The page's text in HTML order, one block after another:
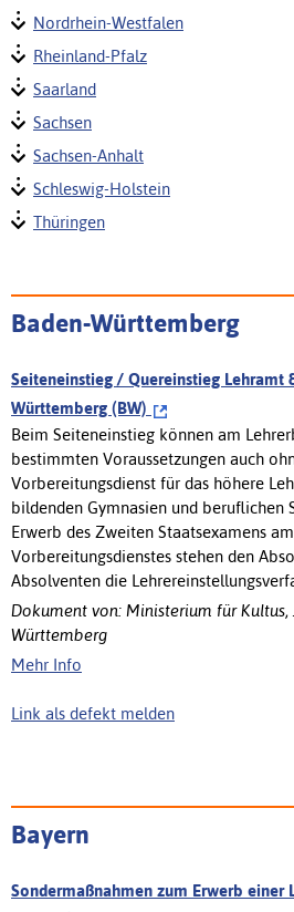
Nordrhein-Westfalen
Rheinland-Pfalz
Saarland
Sachsen
Sachsen-Anhalt
Schleswig-Holstein
Thüringen
Baden-Württemberg
Seiteneinstieg / Quereinstieg Lehramt
Württemberg (BW)
Beim Seiteneinstieg können am
bestimmten Voraussetzungen auch
Vorbereitungsdienst für das höhere
bildenden Gymnasien und beruflichen
Erwerb des Zweiten Staatsexamens
Vorbereitungsdienstes stehen den
Absolventen die
Dokument von: Ministerium für Kultus,
Württemberg
Mehr Info
Link als defekt melden
Bayern
Sondermaßnahmen zum Erwerb einer